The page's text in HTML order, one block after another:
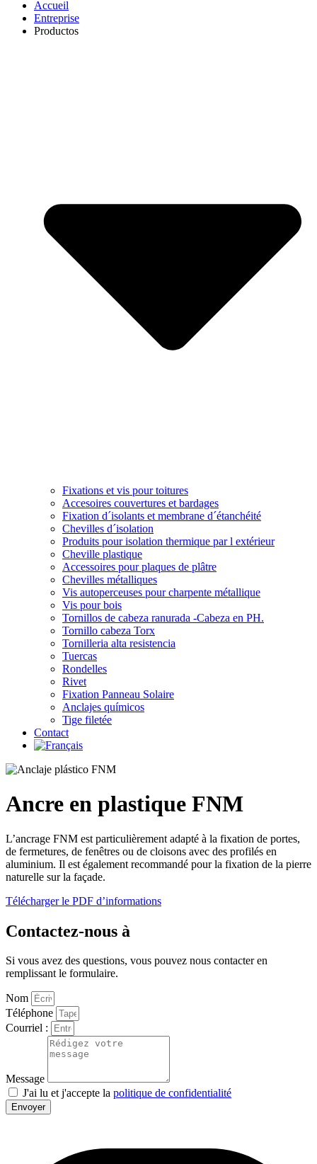
Accueil
Entreprise
Productos
Fixations et vis pour toitures
Accesoires couvertures et bardages
Fixation d´isolants et membrane d´étanchéité
Chevilles d´isolation
Produits pour isolation thermique par l extérieur
Cheville plastique
Accessoires pour plaques de plâtre
Chevilles métalliques
Vis autoperceuses pour charpente métallique
Vis pour bois
Tornillos de cabeza ranurada -Cabeza en PH.
Tornillo cabeza Torx
Tornilleria alta resistencia
Tuercas
Rondelles
Rivet
Fixation Panneau Solaire
Anclajes químicos
Tige filetée
Contact
Ancre en plastique FNM
L’ancrage FNM est particulièrement adapté à la fixation de portes,
de fermetures, de fenêtres ou de cloisons avec des profilés en
aluminium. Il est également recommandé pour la fixation de la pierre
naturelle sur la façade.
Télécharger le PDF d’informations
Contactez-nous à
Si vous avez des questions, vous pouvez nous contacter en
remplissant le formulaire.
Nom
Téléphone
Courriel :
Message
J'ai lu et j'accepte la politique de confidentialité
Envoyer